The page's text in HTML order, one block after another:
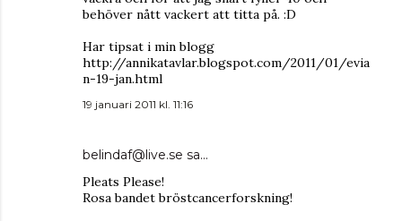
behöver nått vackert att titta på. :D
Har tipsat i min blogg
http://annikatavlar.blogspot.com/2011/01/evia
n-19-jan.html
19 januari 2011 kl. 11:16
belindaf@live.se sa…
Pleats Please!
Rosa bandet bröstcancerforskning!